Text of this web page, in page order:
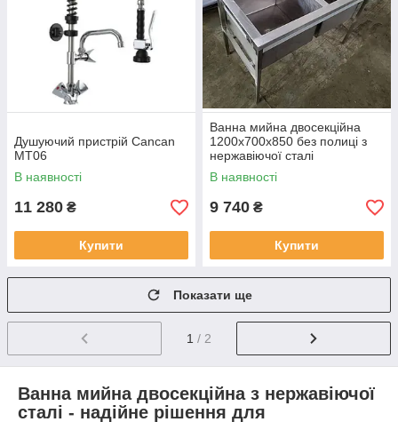
Душуючий пристрій Cancan
MT06
В наявності
11 280 ₴
Купити
Ванна мийна двосекційна
1200х700х850 без полиці з
нержавіючої сталі
В наявності
9 740 ₴
Купити
Показати ще
1 / 2
Ванна мийна двосекційна з нержавіючої
сталі - надійне рішення для